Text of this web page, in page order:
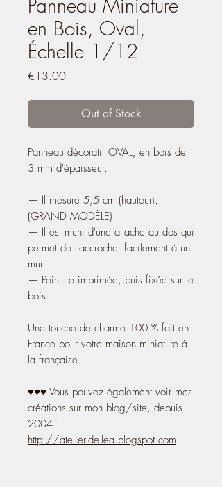
en Bois, Oval,
Échelle 1/12
€13.00Price
Out of Stock
Panneau décoratif OVAL, en bois de
3 mm d'épaisseur.
— Il mesure 5,5 cm (hauteur).
(GRAND MODÈLE)
— Il est muni d'une attache au dos qui
permet de l'accrocher facilement à un
mur.
— Peinture imprimée, puis fixée sur le
bois.
Une touche de charme 100 % fait en
France pour votre maison miniature à
la française.
♥♥♥ Vous pouvez également voir mes
créations sur mon blog/site, depuis
2004 :
http://atelier-de-lea.blogspot.com